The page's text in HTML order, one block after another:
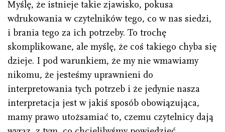
Myślę, że istnieje takie zjawisko, pokusa
wdrukowania w czytelników tego, co w nas siedzi,
i brania tego za ich potrzeby. To trochę
skomplikowane, ale myślę, że coś takiego chyba się
dzieje. I pod warunkiem, że my nie wmawiamy
nikomu, że jesteśmy uprawnieni do
interpretowania tych potrzeb i że jedynie nasza
interpretacja jest w jakiś sposób obowiązująca,
mamy prawo utożsamiać to, czemu czytelnicy dają